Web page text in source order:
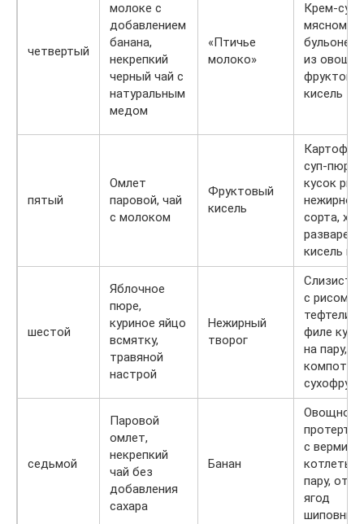
четвертый
молоке с
добавлением
банана,
некрепкий
черный чай с
натуральным
медом
«Птичье
молоко»
Крем-суп
мясном
бульоне,
из
кисель
пятый
Омлет
паровой, чай
с молоком
Фруктовый
кисель
суп-пюре,
кусок
нежирного
сорта,
кисель из
шестой
Яблочное
пюре,
куриное яйцо
всмятку,
травяной
настрой
Нежирный
творог
с рисом,
тефтели
филе
на пару,
компот с
седьмой
Паровой
омлет,
некрепкий
чай без
добавления
сахара
Банан
Овощной
с
котлеты
пару,
ягод